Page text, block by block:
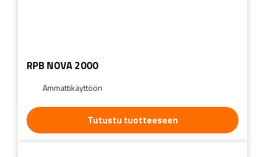
RPB NOVA 2000
Ammattikäyttöön
Tutustu tuotteeseen